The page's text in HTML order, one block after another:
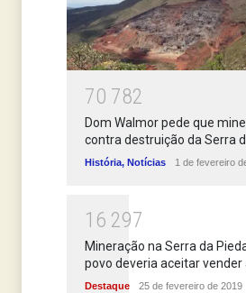
70 782
Dom Walmor pede que
contra destruição da Serra
História, Notícias 1 de fevereiro
1 6 297
Mineração na Serra da
povo deveria aceitar vender
Destaque 25 de fevereiro de 2019